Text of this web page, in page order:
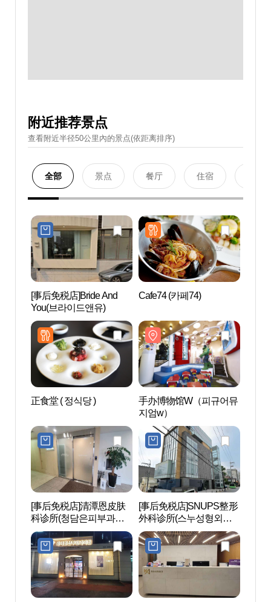
附近推荐景点
查看附近半径50公里內的景点(依距离排序)
全部 景点 餐厅 住宿
[事后免税店]Bride And
You(브라이드앤유)
Cafe74 (카페74)
正食堂 ( 정식당 )
手办博物馆W（피규어뮤
지엄w）
[事后免税店]清潭恩皮肤
科诊所(청담은피부과의
원)
[事后免税店]SNUPS整形
外科诊所(스누성형외과
의원)